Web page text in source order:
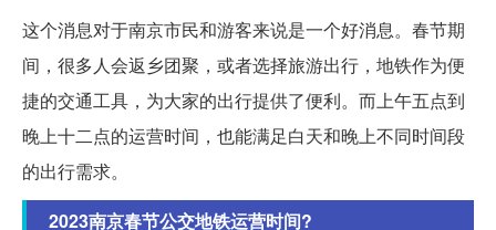
这个消息对于南京市民和游客来说是一个好消息。春节期
间，很多人会返乡团聚，或者选择旅游出行，地铁作为便
捷的交通工具，为大家的出行提供了便利。而上午五点到
晚上十二点的运营时间，也能满足白天和晚上不同时间段
的出行需求。
2023南京春节公交地铁运营时间?